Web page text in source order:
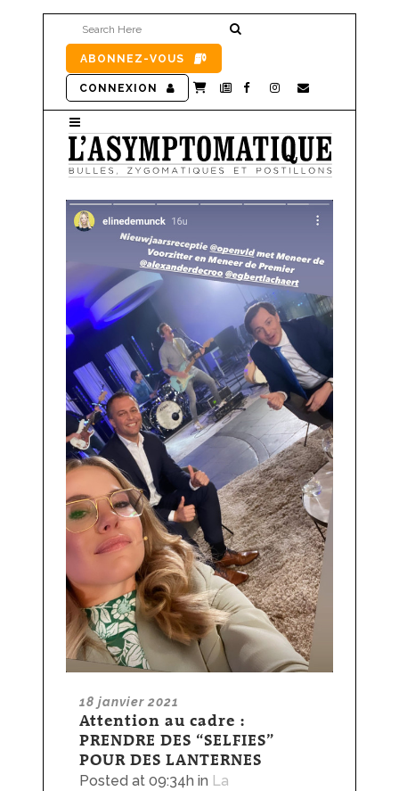
ABONNEZ-VOUS
CONNEXION
18 janvier 2021
Attention au cadre :
PRENDRE DES “SELFIES”
POUR DES LANTERNES
Posted at 09:34h in La